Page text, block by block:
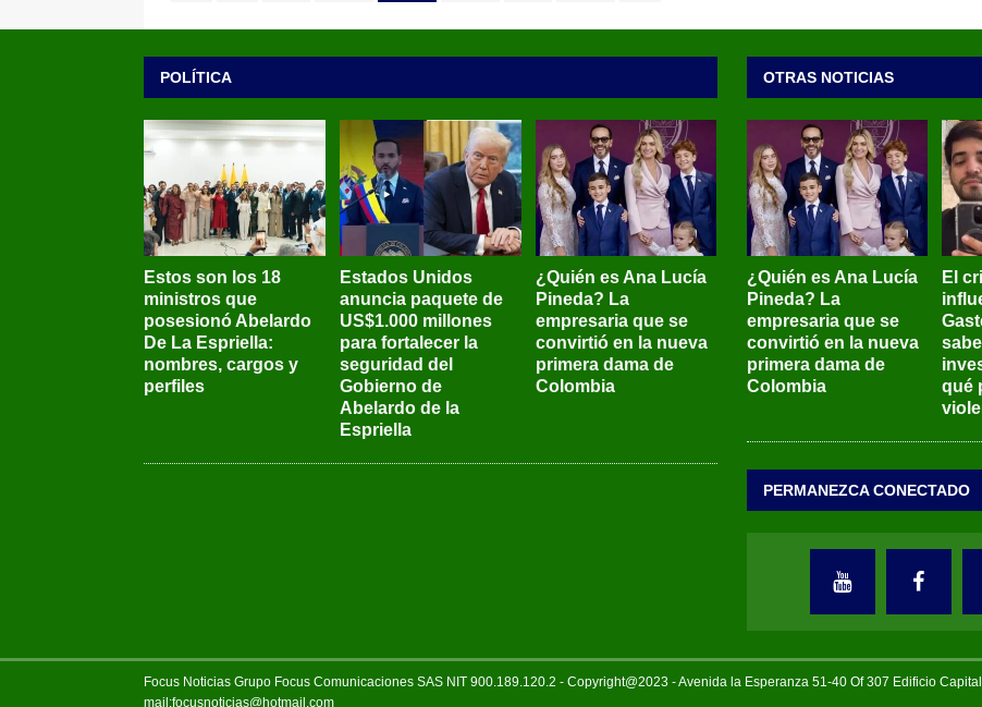
POLÍTICA
Estos son los 18
ministros que
posesionó Abelardo
De La Espriella:
nombres, cargos y
perfiles
Estados Unidos
anuncia paquete de
US$1.000 millones
para fortalecer la
seguridad del
Gobierno de
Abelardo de la
Espriella
¿Quién es Ana Lucía
Pineda? La
empresaria que se
convirtió en la nueva
primera dama de
Colombia
OTRAS NOTICIAS
¿Quién es Ana Lucía
Pineda? La
empresaria que se
convirtió en la nueva
primera dama de
Colombia
El
qué
PERMANEZCA CONECTADO
Focus Noticias Grupo Focus Comunicaciones SAS NIT 900.189.120.2 - Copyright@2023 - Avenida la Esperanza 51-40 Of 307 Edificio
mail:focusnoticias@hotmail.com